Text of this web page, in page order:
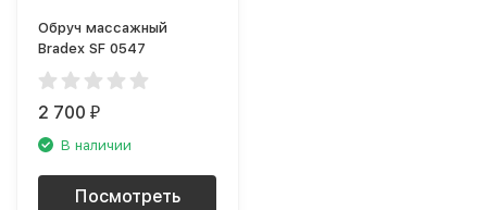
Обруч массажный
Bradex SF 0547
2 700₽
В наличии
Посмотреть